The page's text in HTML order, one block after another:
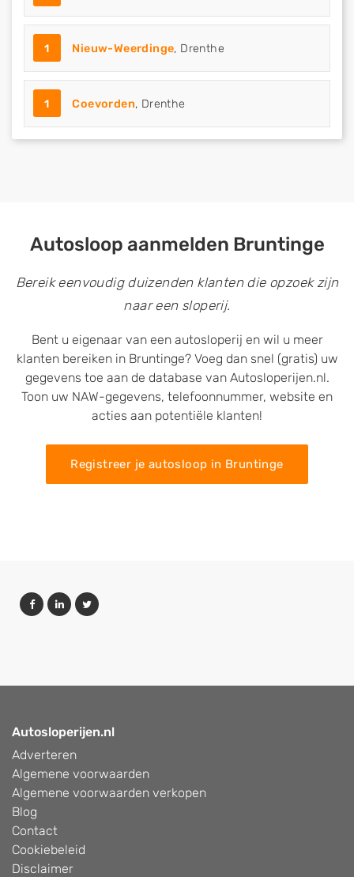
1 Nieuw-Weerdinge, Drenthe
1 Coevorden, Drenthe
Autosloop aanmelden Bruntinge
Bereik eenvoudig duizenden klanten die opzoek zijn
naar een sloperij.
Bent u eigenaar van een autosloperij en wil u meer
klanten bereiken in Bruntinge? Voeg dan snel (gratis) uw
gegevens toe aan de database van Autosloperijen.nl.
Toon uw NAW-gegevens, telefoonnummer, website en
acties aan potentiële klanten!
Registreer je autosloop in Bruntinge
Autosloperijen.nl
Adverteren
Algemene voorwaarden
Algemene voorwaarden verkopen
Blog
Contact
Cookiebeleid
Disclaimer